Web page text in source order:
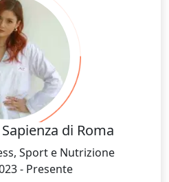
di Roma
Sport e Nutrizione
- Presente